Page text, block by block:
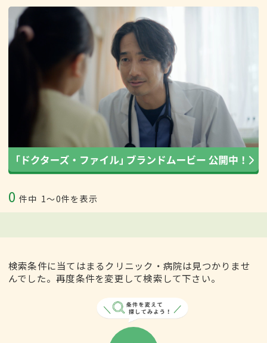
0 件中 1〜0件を表示
検索条件に当てはまるクリニック・病院は見つかりませ
んでした。再度条件を変更して検索して下さい。